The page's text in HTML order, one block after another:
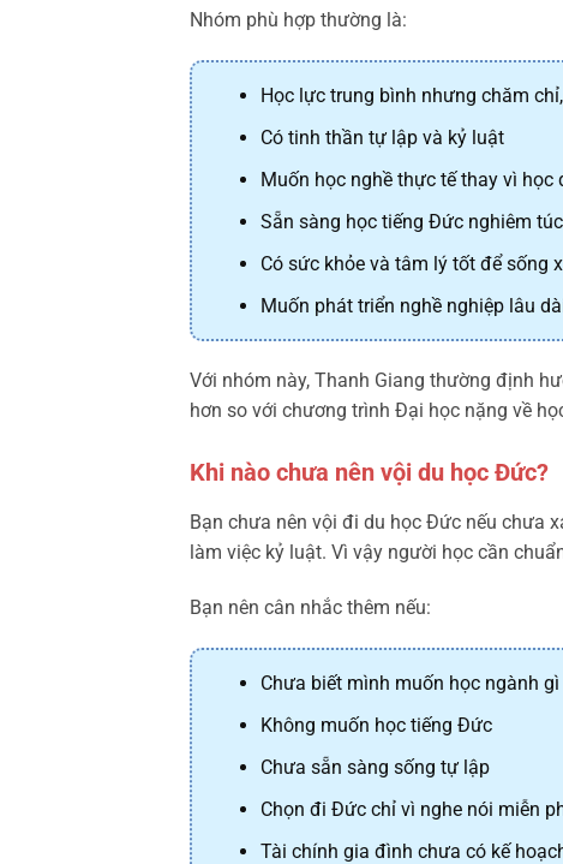
Nhóm phù hợp thường là:
Học lực trung bình nhưng chăm
Có tinh thần tự lập và kỷ luật
Muốn học nghề thực tế thay vì học
Sẵn sàng học tiếng Đức nghiêm túc
Có sức khỏe và tâm lý tốt để sống
Muốn phát triển nghề nghiệp lâu
Với nhóm này, Thanh Giang thường định
hơn so với chương trình Đại học nặng về
Khi nào chưa nên vội du học Đức?
Bạn chưa nên vội đi du học Đức nếu chưa
làm việc kỷ luật. Vì vậy người học cần
Bạn nên cân nhắc thêm nếu:
Chưa biết mình muốn học ngành gì
Không muốn học tiếng Đức
Chưa sẵn sàng sống tự lập
Chọn đi Đức chỉ vì nghe nói miễn
Tài chính gia đình chưa có kế